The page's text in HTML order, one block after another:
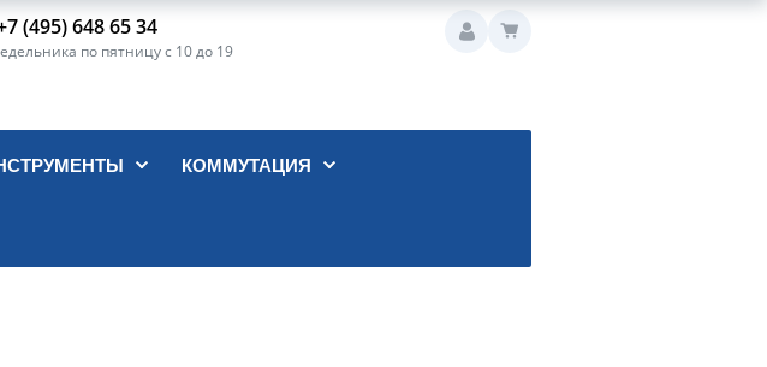
(495) 648 65 34
по пятницу с 10 до 19
КОММУТАЦИЯ